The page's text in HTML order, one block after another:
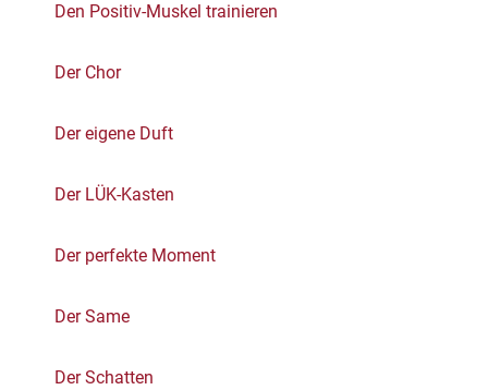
Den Positiv-Muskel trainieren
Der Chor
Der eigene Duft
Der LÜK-Kasten
Der perfekte Moment
Der Same
Der Schatten